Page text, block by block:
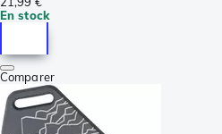
En stock
Comparer